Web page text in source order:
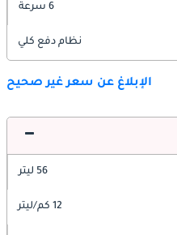
6 سرعة
نظام دفع كلي
الإبلاغ عن سعر غير صحيح
56 ليتر
12 كم/ليتر